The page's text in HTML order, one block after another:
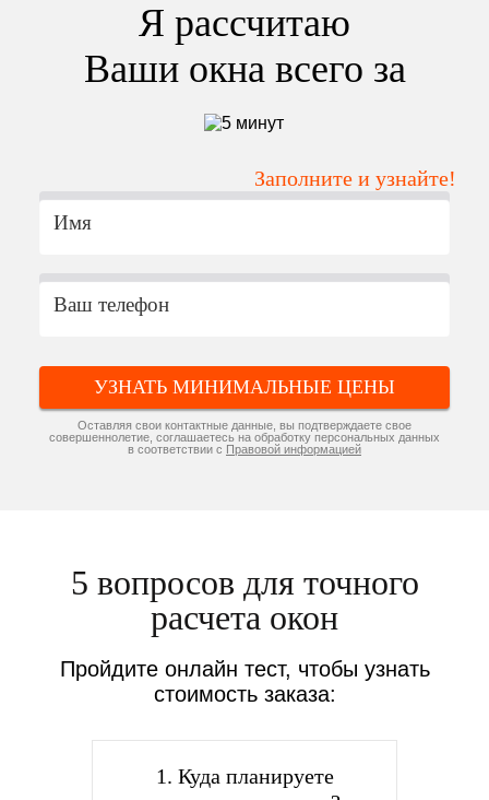
Я рассчитаю
Ваши окна всего за
Заполните и узнайте!
УЗНАТЬ МИНИМАЛЬНЫЕ ЦЕНЫ
Оставляя свои контактные данные, вы подтверждаете свое
совершеннолетие, соглашаетесь на обработку персональных данных
в соответствии с Правовой информацией
5 вопросов для точного
расчета окон
Пройдите онлайн тест, чтобы узнать
стоимость заказа:
1. Куда планируете